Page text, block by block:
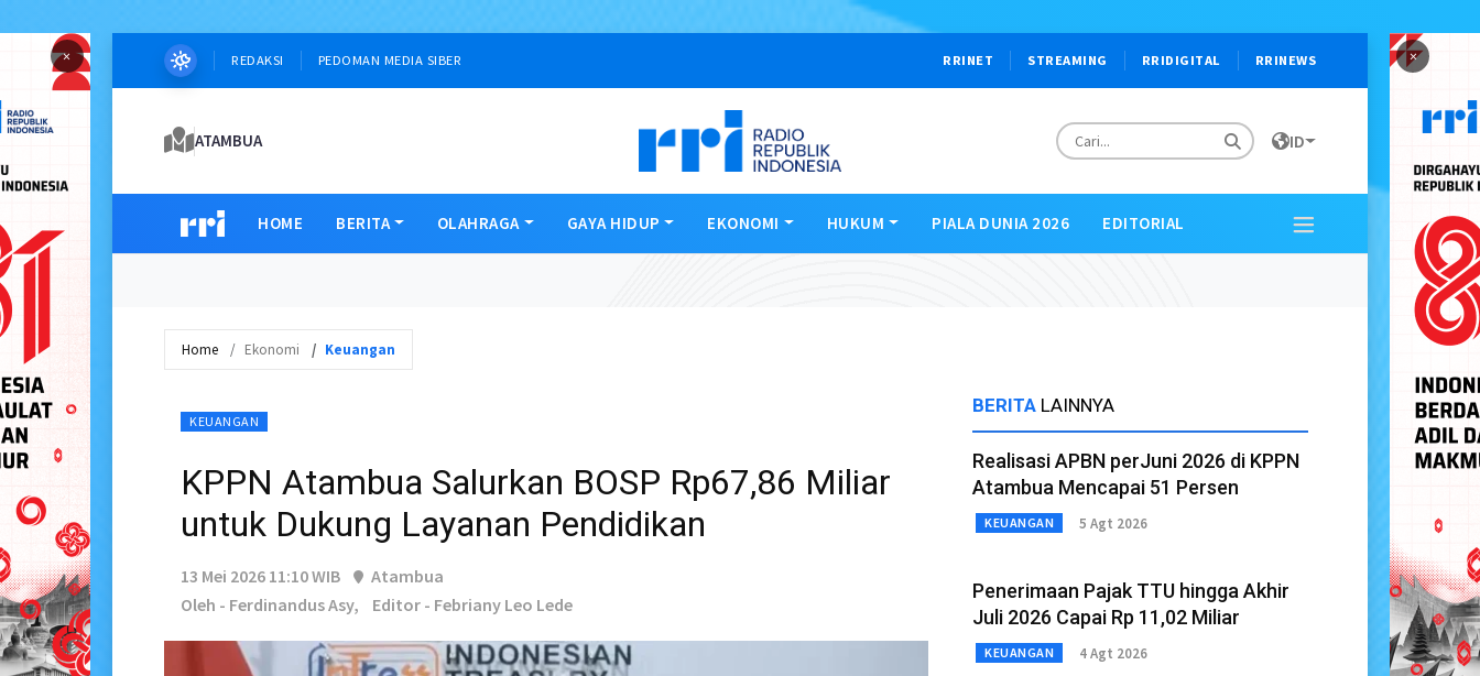
× ×
REDAKSI PEDOMAN MEDIA SIBER RRINET STREAMING RRIDIGITAL RRINEWS
ATAMBUA ID
HOME BERITA OLAHRAGA GAYA HIDUP EKONOMI HUKUM PIALA DUNIA 2026 EDITORIAL
Home Ekonomi Keuangan
KEUANGAN
KPPN Atambua Salurkan BOSP Rp67,86 Miliar
untuk Dukung Layanan Pendidikan
13 Mei 2026 11:10 WIB
Atambua
Oleh - Ferdinandus Asy,
Editor - Febriany Leo Lede
BERITA LAINNYA
Realisasi APBN perJuni 2026 di KPPN
Atambua Mencapai 51 Persen
KEUANGAN 5 Agt 2026
Penerimaan Pajak TTU hingga Akhir
Juli 2026 Capai Rp 11,02 Miliar
KEUANGAN 4 Agt 2026